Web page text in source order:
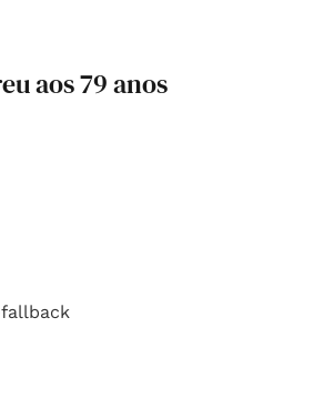
aos 79 anos